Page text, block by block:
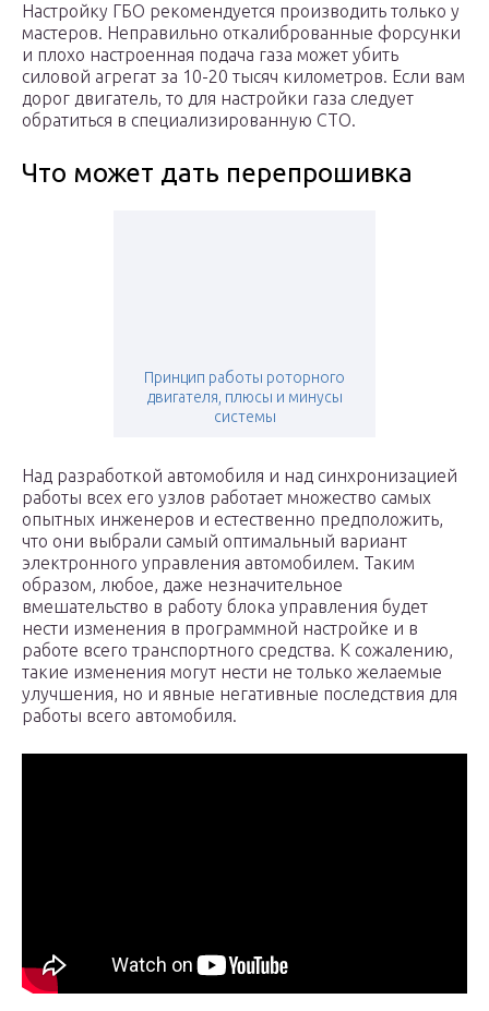
Настройку ГБО рекомендуется производить только у
мастеров. Неправильно откалиброванные форсунки
и плохо настроенная подача газа может убить
силовой агрегат за 10-20 тысяч километров. Если вам
дорог двигатель, то для настройки газа следует
обратиться в специализированную СТО.
Что может дать перепрошивка
Принцип работы роторного
двигателя, плюсы и минусы
системы
Над разработкой автомобиля и над синхронизацией
работы всех его узлов работает множество самых
опытных инженеров и естественно предположить,
что они выбрали самый оптимальный вариант
электронного управления автомобилем. Таким
образом, любое, даже незначительное
вмешательство в работу блока управления будет
нести изменения в программной настройке и в
работе всего транспортного средства. К сожалению,
такие изменения могут нести не только желаемые
улучшения, но и явные негативные последствия для
работы всего автомобиля.